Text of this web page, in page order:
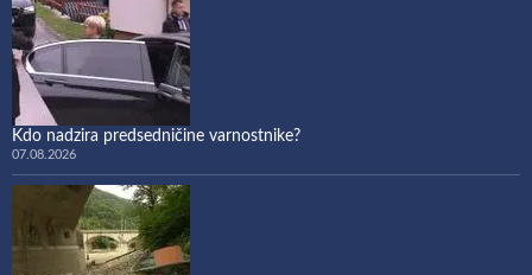
Kdo nadzira predsedničine varnostnike?
07.08.2026